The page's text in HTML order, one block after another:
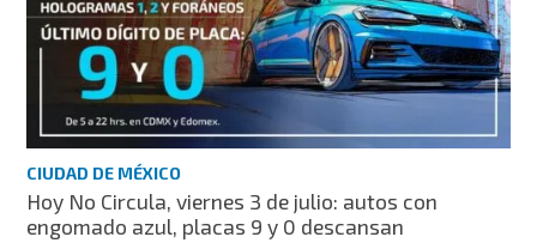
CIUDAD DE MÉXICO
Hoy No Circula, viernes 3 de julio: autos con
engomado azul, placas 9 y 0 descansan